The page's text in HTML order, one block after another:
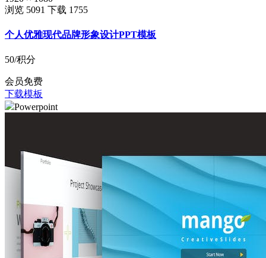
浏览 5091 下载 1755
个人优雅现代品牌形象设计PPT模板
50/积分
会员免费
下载模板
Powerpoint